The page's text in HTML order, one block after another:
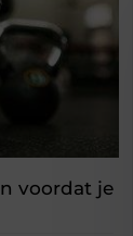
voordat je